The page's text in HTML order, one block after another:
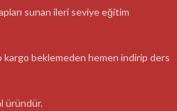
sunan ileri seviye eğitim
kargo beklemeden hemen indirip ders
üründür.